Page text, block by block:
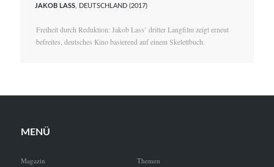
JAKOB LASS, DEUTSCHLAND (2017)
Freiheit durch Reduktion: Jakob Lass’ dritter Langfilm zeigt erneut
befreites, deutsches Kino basierend auf einem Skelettbuch.
MENÜ
Magazin
Themen